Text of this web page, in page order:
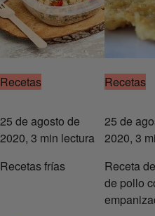
Recetas
25 de agosto de
2020, 3 min lectura
Recetas frías
Recetas
25 de
2020, 3
Receta
de pollo